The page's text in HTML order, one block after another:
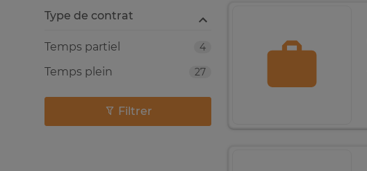
Type de contrat
4
Temps partiel
27
Temps plein
Filtrer